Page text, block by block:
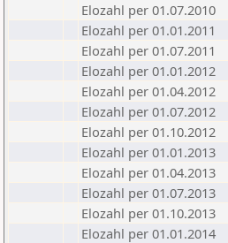
Elozahl per 01.07.2010
Elozahl per 01.01.2011
Elozahl per 01.07.2011
Elozahl per 01.01.2012
Elozahl per 01.04.2012
Elozahl per 01.07.2012
Elozahl per 01.10.2012
Elozahl per 01.01.2013
Elozahl per 01.04.2013
Elozahl per 01.07.2013
Elozahl per 01.10.2013
Elozahl per 01.01.2014